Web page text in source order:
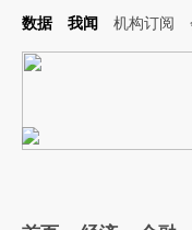
头增加这段话：本文由第三方
数据 我闻 机构订阅